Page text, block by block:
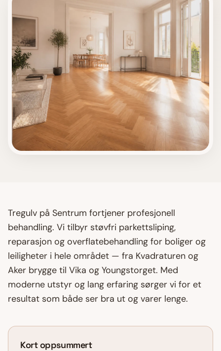
Tregulv på Sentrum fortjener profesjonell
behandling. Vi tilbyr støvfri parkettsliping,
reparasjon og overflatebehandling for boliger og
leiligheter i hele området — fra Kvadraturen og
Aker brygge til Vika og Youngstorget. Med
moderne utstyr og lang erfaring sørger vi for et
resultat som både ser bra ut og varer lenge.
Kort oppsummert